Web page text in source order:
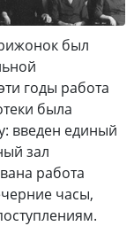
был
годы работа
была
введен единый
зал
работа
часы,